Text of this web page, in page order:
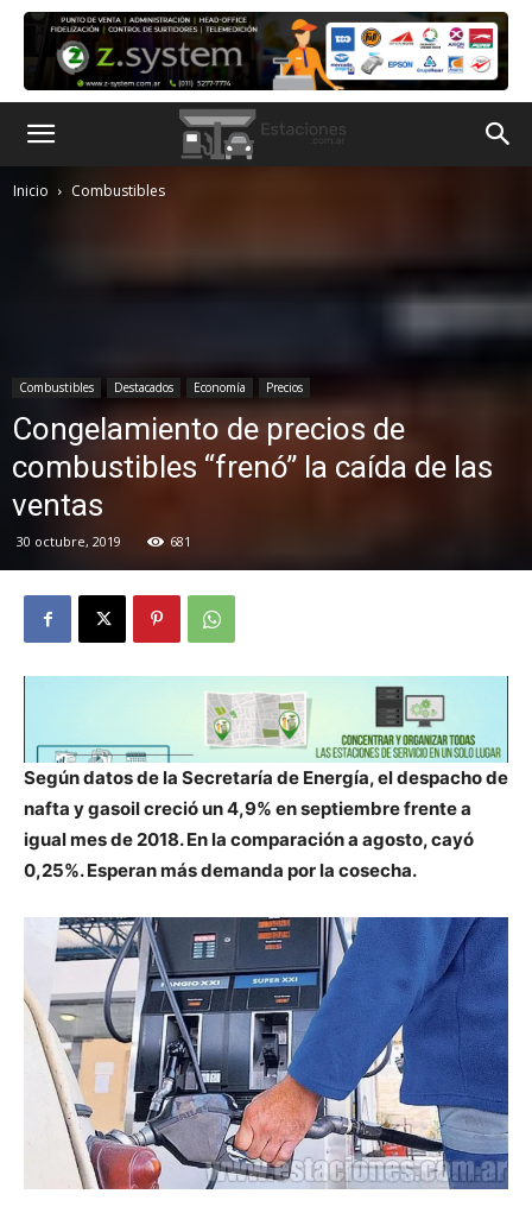
Inicio Combustibles
Combustibles Destacados Economía Precios
Congelamiento de precios de
combustibles “frenó” la caída de las
ventas
30 octubre, 2019 681
Según datos de la Secretaría de Energía, el despacho de
nafta y gasoil creció un 4,9% en septiembre frente a
igual mes de 2018. En la comparación a agosto, cayó
0,25%. Esperan más demanda por la cosecha.